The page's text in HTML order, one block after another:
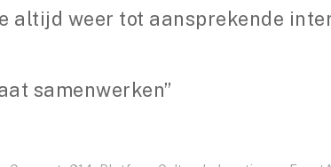
altijd weer tot aansprekende
samenwerken”